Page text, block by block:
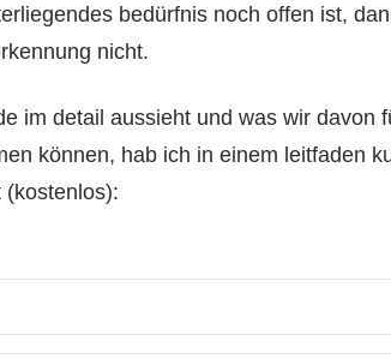
bedürfnis noch offen ist,
nicht.
im detail aussieht und was wir davon
können, hab ich in einem leitfaden